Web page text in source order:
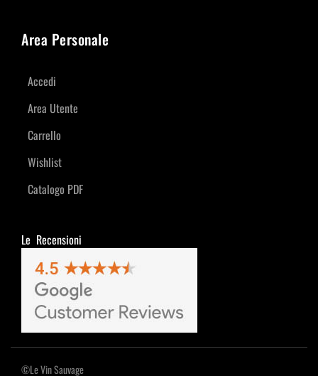
Area Personale
Accedi
Area Utente
Carrello
Wishlist
Catalogo PDF
Le Recensioni
©Le Vin Sauvage